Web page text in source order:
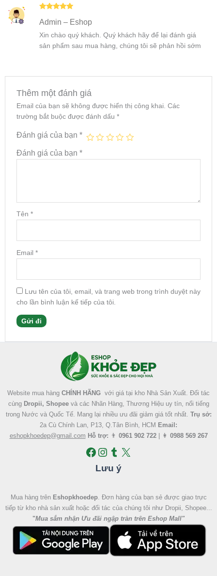
hạng55
Admin – Eshop
Xin chào quý khách. Quý khách hãy để lại đánh giá
sản phẩm sau mua hàng, chúng tôi sẽ phản hồi sớm
Thêm một đánh giá
Email của bạn sẽ không được hiển thị công khai. Các
trường bắt buộc được đánh dấu *
Đánh giá của bạn *
Đánh giá của bạn *
Tên *
Email *
Lưu tên của tôi, email, và trang web trong trình duyệt này
cho lần bình luận kế tiếp của tôi.
Website mua hàng CHÍNH HÃNG với giá tại kho Nhà Sản Xuất. Đối tác
cùng Dropii, Shopeevà các Nhãn Hàng, Thương Hiệu uy tín, nổi tiếng
trong Nước và Quốc Tế. Mang lại nhiều ưu đãi giảm giá tốt nhất. Trụ sở:
2a Cù Chính Lan, P13, Q.Tân Bình, HCM Email:
eshopkhoedep@gmail.com Hỗ trợ: 👨 0961 902 722| 👩 0988 569 267
Lưu ý
Mua hàng trên Eshopkhoedep. Đơn hàng của bạn sẻ được giao trực
tiếp từ kho nhà sản xuất hoặc đối tác của chúng tôi như Dropii, Shopee...
"Mua sắm nhận Ưu đãi ngập tràn trên Eshop Mall"